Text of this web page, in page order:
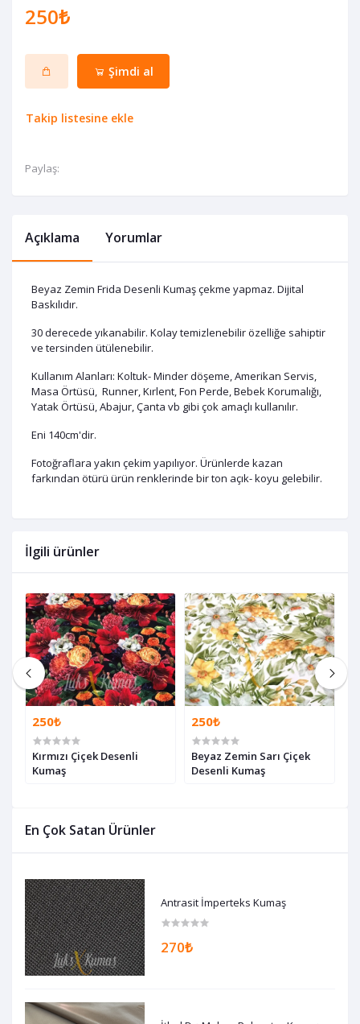
250₺
Şimdi al
Takip listesine ekle
Paylaş:
En Çok Satan Ürünler
Antrasit İmperteks Kumaş
270₺
Açıklama Yorumlar
Beyaz Zemin Frida Desenli Kumaş çekme yapmaz. Dijital
Baskılıdır.
30 derecede yıkanabilir. Kolay temizlenebilir özelliğe sahiptir
ve tersinden ütülenebilir.
Kullanım Alanları: Koltuk- Minder döşeme, Amerikan Servis,
Masa Örtüsü, Runner, Kırlent, Fon Perde, Bebek Korumalığı,
Yatak Örtüsü, Abajur, Çanta vb gibi çok amaçlı kullanılır.
Eni 140cm'dir.
Fotoğraflara yakın çekim yapılıyor. Ürünlerde kazan
farkından ötürü ürün renklerinde bir ton açık- koyu gelebilir.
İlgili ürünler
250₺
Kırmızı Çiçek Desenli
Kumaş
250₺
Beyaz Zemin Sarı Çiçek
Desenli Kumaş